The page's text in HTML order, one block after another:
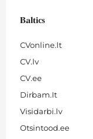
Baltics
CVonline.lt
CV.lv
CV.ee
Dirbam.It
Visidarbi.lv
Otsintood.ee